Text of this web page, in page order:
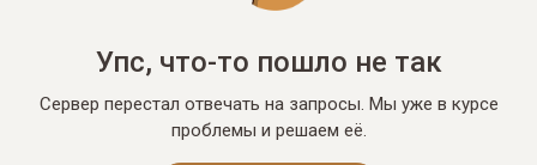
Упс, что-то пошло не так
Сервер перестал отвечать на запросы. Мы уже в курсе
проблемы и решаем её.